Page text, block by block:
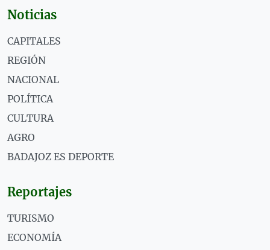
Noticias
CAPITALES
REGIÓN
NACIONAL
POLÍTICA
CULTURA
AGRO
BADAJOZ ES DEPORTE
Reportajes
TURISMO
ECONOMÍA